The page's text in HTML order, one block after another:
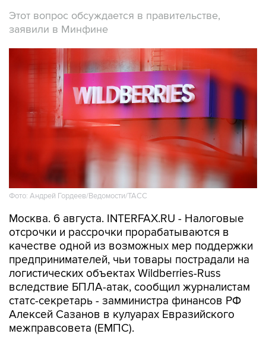
Этот вопрос обсуждается в правительстве,
заявили в Минфине
Фото: Андрей Гордеев/Ведомости/ТАСС
Москва. 6 августа. INTERFAX.RU - Налоговые
отсрочки и рассрочки прорабатываются в
качестве одной из возможных мер поддержки
предпринимателей, чьи товары пострадали на
логистических объектах Wildberries-Russ
вследствие БПЛА-атак, сообщил журналистам
статс-секретарь - замминистра финансов РФ
Алексей Сазанов в кулуарах Евразийского
межправсовета (ЕМПС).